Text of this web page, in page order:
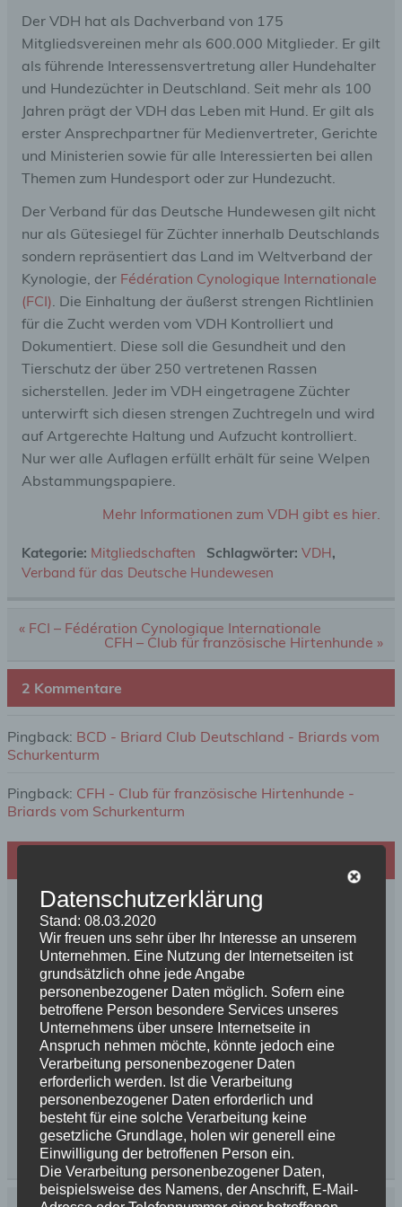
Der VDH hat als Dachverband von 175
Mitgliedsvereinen mehr als 600.000 Mitglieder. Er gilt
als führende Interessensvertretung aller Hundehalter
und Hundezüchter in Deutschland. Seit mehr als 100
Jahren prägt der VDH das Leben mit Hund. Er gilt als
erster Ansprechpartner für Medienvertreter, Gerichte
und Ministerien sowie für alle Interessierten bei allen
Themen zum Hundesport oder zur Hundezucht.
Der Verband für das Deutsche Hundewesen gilt nicht
nur als Gütesiegel für Züchter innerhalb Deutschlands
sondern repräsentiert das Land im Weltverband der
Kynologie, der Fédération Cynologique Internationale
(FCI) . Die Einhaltung der äußerst strengen Richtlinien
für die Zucht werden vom VDH Kontrolliert und
Dokumentiert. Diese soll die Gesundheit und den
Tierschutz der über 250 vertretenen Rassen
sicherstellen. Jeder im VDH eingetragene Züchter
unterwirft sich diesen strengen Zuchtregeln und wird
auf Artgerechte Haltung und Aufzucht kontrolliert.
Nur wer alle Auflagen erfüllt erhält für seine Welpen
Abstammungspapiere.
Mehr Informationen zum VDH gibt es hier.
Kategorie: Mitgliedschaften Schlagwörter: VDH,
Verband für das Deutsche Hundewesen
Beitragsnavigation
« FCI – Fédération Cynologique Internationale
CFH – Club für französische Hirtenhunde »
2 Kommentare
Pingback: BCD - Briard Club Deutschland - Briards vom
Schurkenturm
Pingback: CFH - Club für französische Hirtenhunde -
Briards vom Schurkenturm
Datenschutzerklärung
Stand: 08.03.2020
Wir freuen uns sehr über Ihr Interesse an unserem
Unternehmen. Eine Nutzung der Internetseiten ist
grundsätzlich ohne jede Angabe
personenbezogener Daten möglich. Sofern eine
betroffene Person besondere Services unseres
Unternehmens über unsere Internetseite in
Anspruch nehmen möchte, könnte jedoch eine
Verarbeitung personenbezogener Daten
erforderlich werden. Ist die Verarbeitung
personenbezogener Daten erforderlich und
besteht für eine solche Verarbeitung keine
gesetzliche Grundlage, holen wir generell eine
Einwilligung der betroffenen Person ein.
Die Verarbeitung personenbezogener Daten,
beispielsweise des Namens, der Anschrift, E-Mail-